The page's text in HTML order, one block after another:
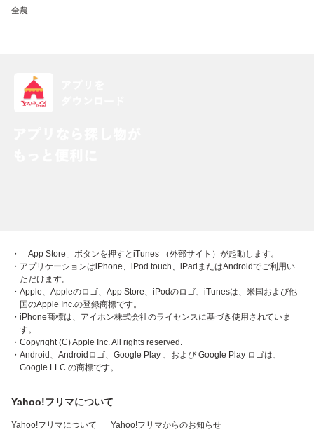
全農
・「App Store」ボタンを押すとiTunes （外部サイト）が起動します。
・アプリケーションはiPhone、iPod touch、iPadまたはAndroidでご利用い
ただけます。
・Apple、Appleのロゴ、App Store、iPodのロゴ、iTunesは、米国および他
国のApple Inc.の登録商標です。
・iPhone商標は、アイホン株式会社のライセンスに基づき使用されていま
す。
・Copyright (C) Apple Inc. All rights reserved.
・Android、Androidロゴ、Google Play 、および Google Play ロゴは、
Google LLC の商標です。
Yahoo!フリマについて
Yahoo!フリマについて Yahoo!フリマからのお知らせ